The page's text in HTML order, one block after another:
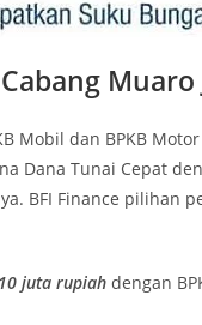
Muaro
Mobil dan BPKB
Tunai Cepat
BFI Finance pilihan
10 juta rupiah dengan